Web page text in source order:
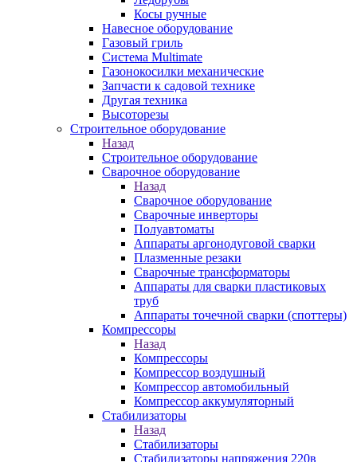
Косы ручные
Навесное оборудование
Газовый гриль
Система Multimate
Газонокосилки механические
Запчасти к садовой технике
Другая техника
Высоторезы
Строительное оборудование
Назад
Строительное оборудование
Сварочное оборудование
Назад
Сварочное оборудование
Сварочные инверторы
Полуавтоматы
Аппараты аргонодуговой сварки
Плазменные резаки
Сварочные трансформаторы
Аппараты для сварки пластиковых
труб
Аппараты точечной сварки (споттеры)
Компрессоры
Назад
Компрессоры
Компрессор воздушный
Компрессор автомобильный
Компрессор аккумуляторный
Стабилизаторы
Назад
Стабилизаторы
Стабилизаторы напряжения 220в